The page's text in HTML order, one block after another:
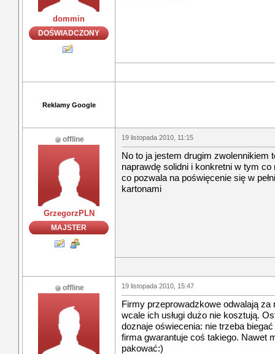
dommin
DOŚWIADCZONY
Reklamy Google
offline
GrzegorzPLN
MAJSTER
19 listopada 2010, 11:15
No to ja jestem drugim zwolennikiem
naprawdę solidni i konkretni w tym
co pozwala na poświęcenie się w
kartonami
offline 19 listopada 2010, 15:47
Firmy przeprowadzkowe odwalają za
wcale ich usługi dużo nie kosztują.
doznaje oświecenia: nie trzeba
firma gwarantuje coś takiego. Nawet
pakować:)